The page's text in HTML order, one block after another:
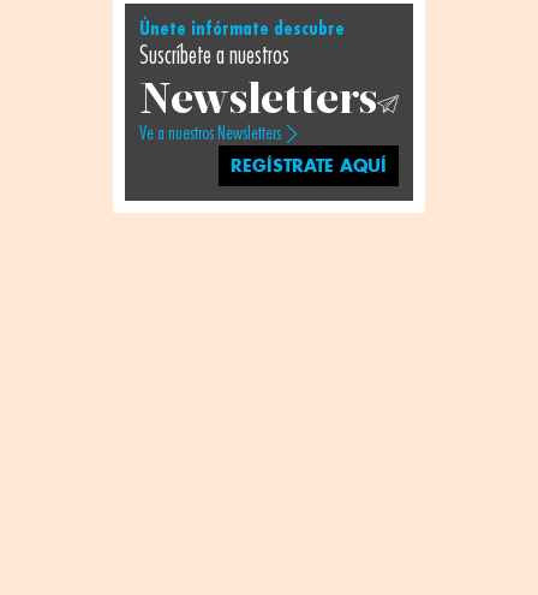
Únete infórmate descubre
Suscríbete a nuestros
Newsletters
Ve a nuestros Newsletters
REGÍSTRATE AQUÍ